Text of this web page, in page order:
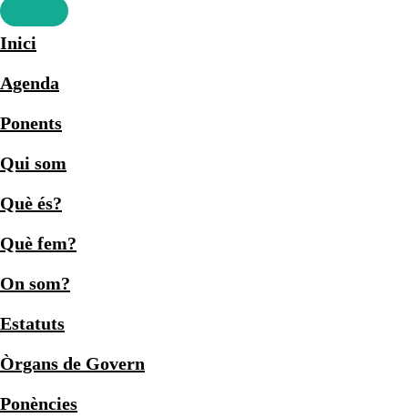
Inici
Agenda
Ponents
Qui som
Què és?
Què fem?
On som?
Estatuts
Òrgans de Govern
Ponències